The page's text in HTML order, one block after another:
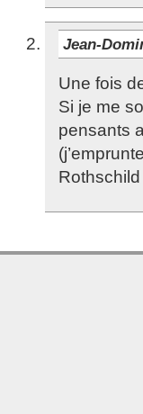
Jean-
Une fois
Si je me
pensants